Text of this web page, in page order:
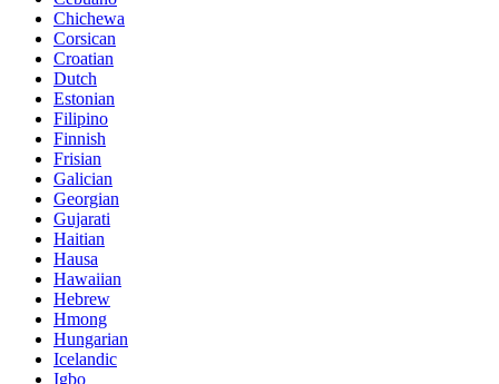
Chichewa
Corsican
Croatian
Dutch
Estonian
Filipino
Finnish
Frisian
Galician
Georgian
Gujarati
Haitian
Hausa
Hawaiian
Hebrew
Hmong
Hungarian
Icelandic
Igbo